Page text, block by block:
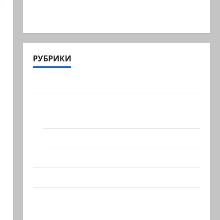
РУБРИКИ